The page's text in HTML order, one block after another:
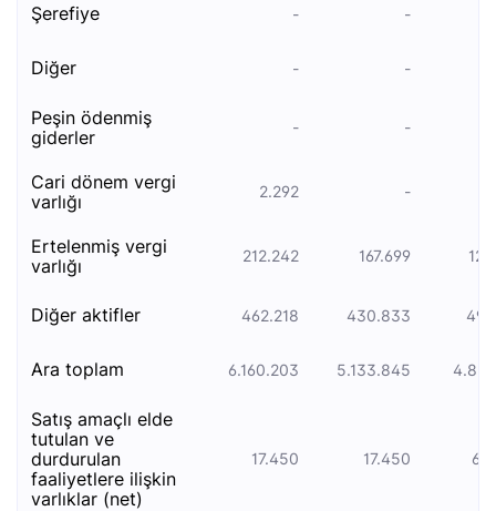
şerefiye - -
diğer - -
peşi̇n ödenmi̇ş
gi̇derler
- -
cari̇ dönem vergi̇
varliği
2.292 -
ertelenmi̇ş vergi̇
varliği
212.242 167.699
di̇ğer akti̇fler 462.218 430.833
ara toplam 6.160.203 5.133.845
satiş amaçli elde
tutulan ve
durdurulan
faali̇yetlere i̇li̇şki̇n
varliklar (net)
17.450 17.450